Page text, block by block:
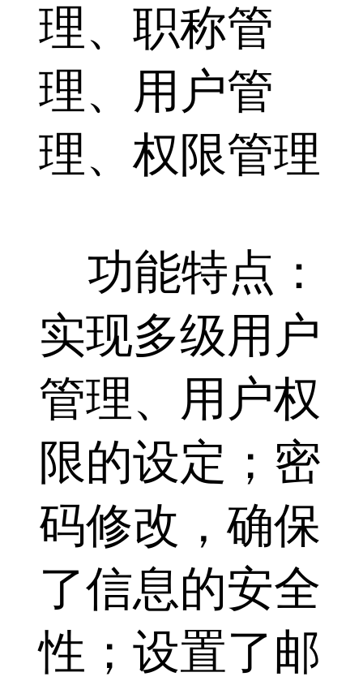
理、职称管
理、用户管
理、权限管理
功能特点：
实现多级用户
管理、用户权
限的设定；密
码修改，确保
了信息的安全
性；设置了邮